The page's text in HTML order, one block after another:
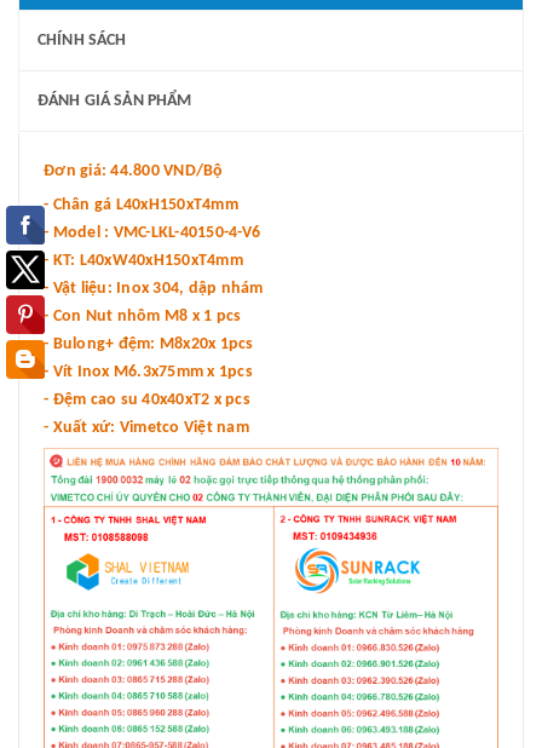
CHÍNH SÁCH
ĐÁNH GIÁ SẢN PHẨM
Đơn giá: 44.800 VND/Bộ
- Chân gá L40xH150xT4mm
- Model : VMC-LKL-40150-4-V6
- KT: L40xW40xH150xT4mm
- Vật liệu: Inox 304, dập nhám
- Con Nut nhôm M8 x 1 pcs
- Bulong+ đệm: M8x20x 1pcs
- Vít Inox M6.3x75mm x 1pcs
- Đệm cao su 40x40xT2 x pcs
- Xuất xứ: Vimetco Việt nam